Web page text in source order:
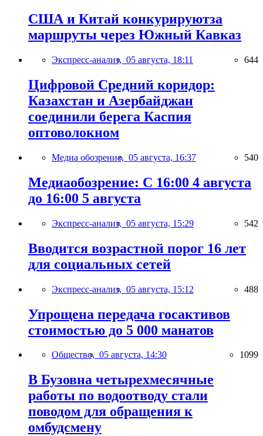
США и Китай конкурируютза
маршруты через Южный Кавказ
Экспресс-анализ, 05 августа, 18:11 644
Цифровой Средний коридор:
Казахстан и Азербайджан
соединили берега Каспия
оптоволокном
Медиа обозрение, 05 августа, 16:37 540
Медиаобозрение: С 16:00 4 августа
до 16:00 5 августа
Экспресс-анализ, 05 августа, 15:29 542
Вводится возрастной порог 16 лет
для социальных сетей
Экспресс-анализ, 05 августа, 15:12 488
Упрощена передача госактивов
стоимостью до 5 000 манатов
Общество, 05 августа, 14:30 1099
В Бузовна четырехмесячные
работы по водоотводу стали
поводом для обращения к
омбудсмену